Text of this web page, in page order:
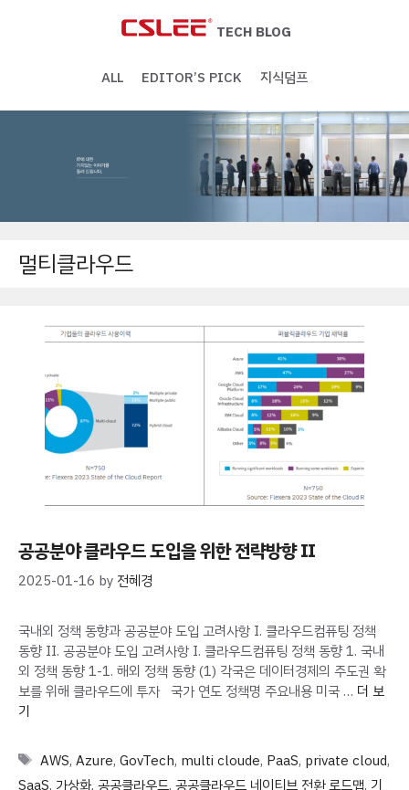
TECH BLOG
ALL EDITOR’S PICK 지식덤프
멀티클라우드
공공분야 클라우드 도입을 위한 전략방향 II
2025-01-16 by 전혜경
국내외 정책 동향과 공공분야 도입 고려사항 I. 클라우드컴퓨팅 정책
동향 II. 공공분야 도입 고려사항 I. 클라우드컴퓨팅 정책 동향 1. 국내
외 정책 동향 1-1. 해외 정책 동향 (1) 각국은 데이터경제의 주도권 확
보를 위해 클라우드에 투자 국가 연도 정책명 주요내용 미국 … 더 보
기
Tags
AWS, Azure, GovTech, multi cloude, PaaS, private cloud,
SaaS, 가상화, 공공클라우드, 공공클라우드 네이티브 전환 로드맵, 기